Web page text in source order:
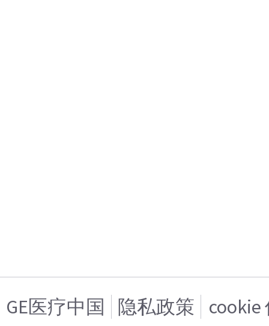
GE医疗中国 隐私政策 cookie